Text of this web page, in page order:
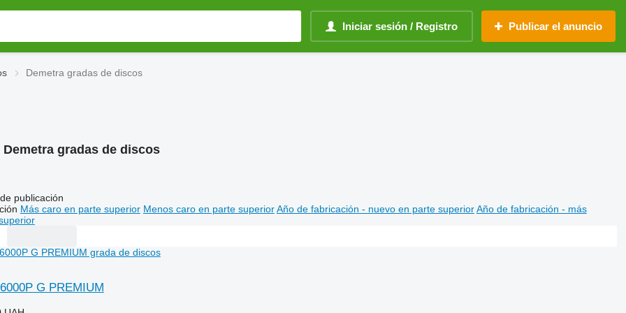
Iniciar sesión / Registro Publicar el anuncio
Demetra gradas de discos
Demetra gradas de discos
publicación
Más caro en parte superior Menos caro en parte superior Año de fabricación - nuevo en parte superior Año de fabricación - más
G PREMIUM